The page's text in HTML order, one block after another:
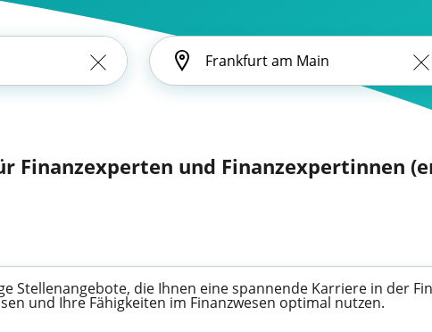
Finanzexperten und Finanzexpertinnen
Stellenangebote, die Ihnen eine spannende Karriere in der
und Ihre Fähigkeiten im Finanzwesen optimal nutzen.